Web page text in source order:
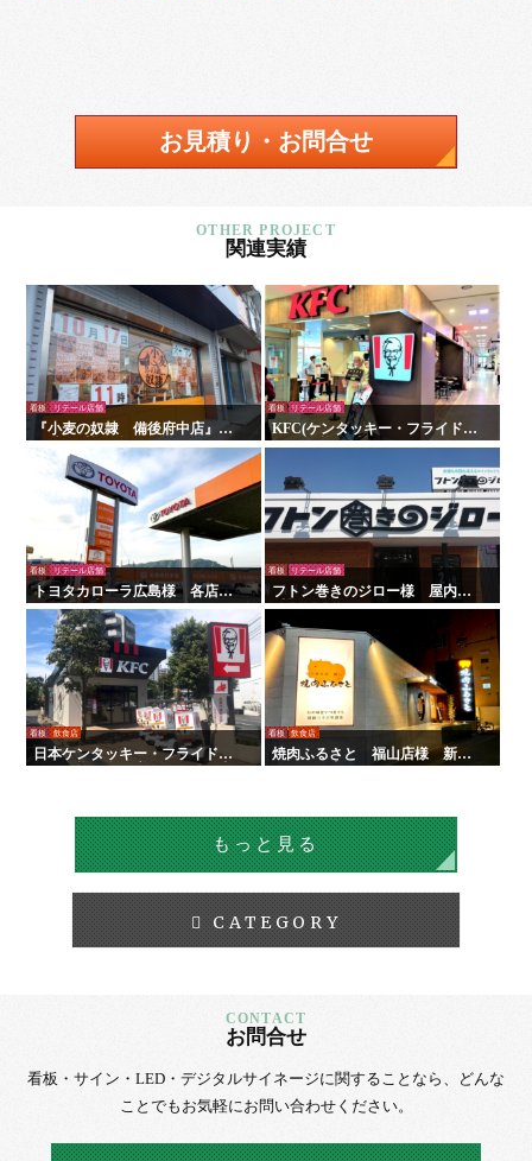
お見積り・お問合せ
関連実績
看板 リテール店舗
『小麦の奴隷 備後府中店』様
の壁面看板の施工を行いまし
看板 リテール店舗
KFC(ケンタッキー・フライド・
チキン)様 看板・サイン
看板 リテール店舗
トヨタカローラ広島様 各店舗
サイン工事
看板 リテール店舗
フトン巻きのジロー様 屋内外
看板・サイン
看板 飲食店
日本ケンタッキー・フライド・
チキン様 全国店舗サイン工事 |
看板 飲食店
焼肉ふるさと 福山店様 新装
サイン工事
もっと見る
CATEGORY
お問合せ
看板・サイン・LED・デジタルサイネージに関することなら、
どんな
ことでもお気軽にお問い合わせください。